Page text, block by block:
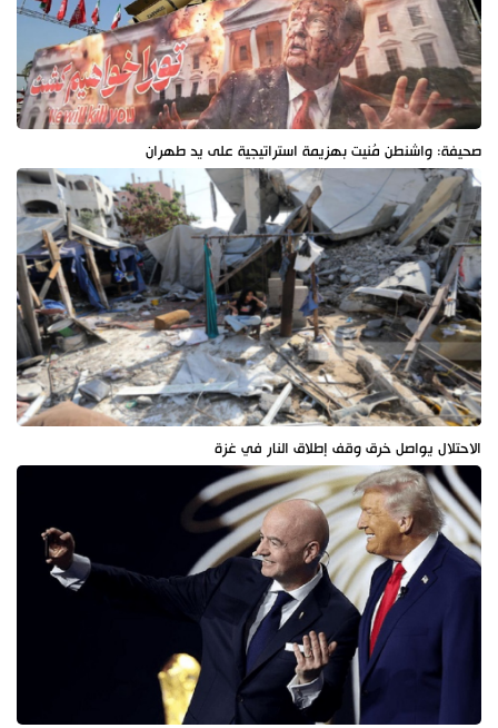
صحيفة: واشنطن مُنيت بهزيمة استراتيجية على يد طهران
الاحتلال يواصل خرق وقف إطلاق النار في غزة